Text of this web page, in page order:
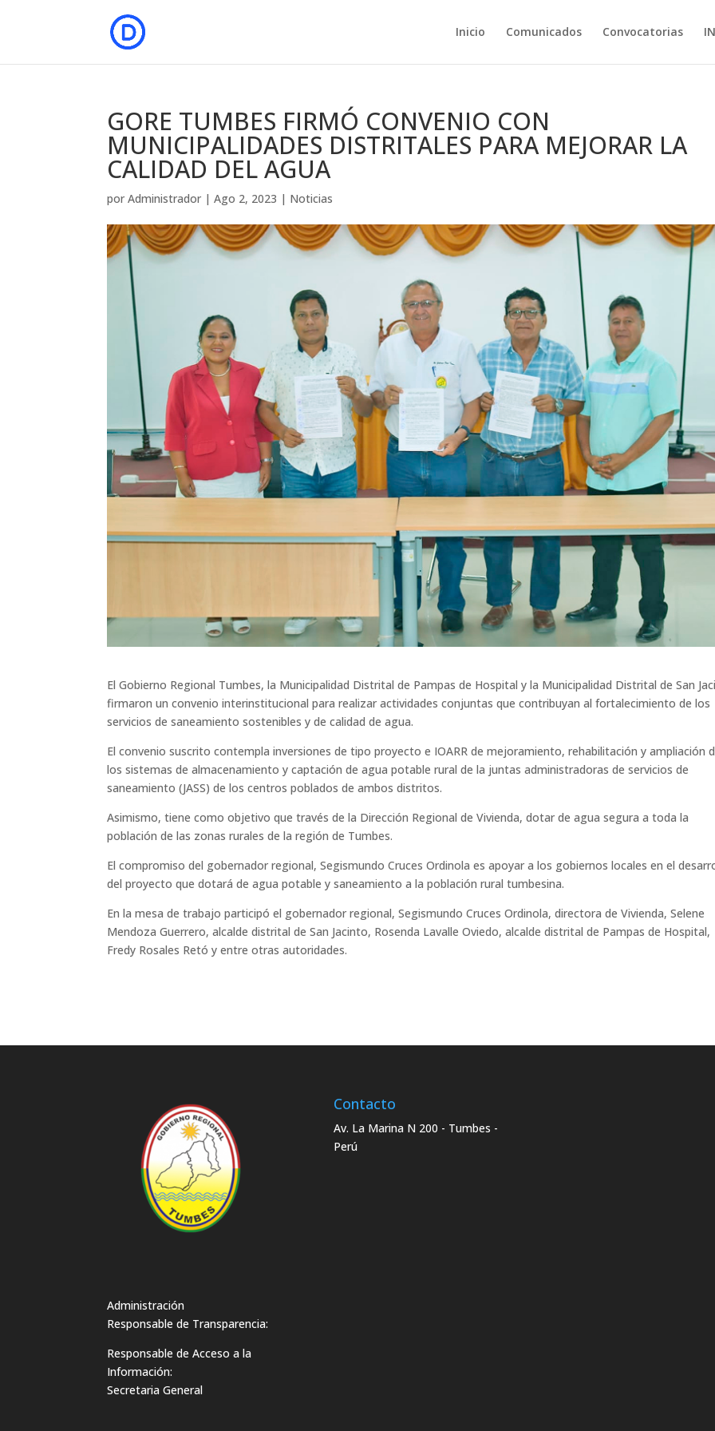
Inicio Comunicados Convocatorias
GORE TUMBES FIRMÓ CONVENIO CON
MUNICIPALIDADES DISTRITALES PARA MEJORAR LA
CALIDAD DEL AGUA
porAdministrador |Ago 2, 2023 | Noticias
El Gobierno Regional Tumbes, la Municipalidad Distrital de Pampas de Hospital y la Municipalidad Distrital de San
firmaron un convenio interinstitucional para realizar actividades conjuntas que contribuyan al fortalecimiento de los
servicios de saneamiento sostenibles y de calidad de agua.
El convenio suscrito contempla inversiones de tipo proyecto e IOARR de mejoramiento, rehabilitación y ampliación
los sistemas de almacenamiento y captación de agua potable rural de la juntas administradoras de servicios de
saneamiento (JASS) de los centros poblados de ambos distritos.
Asimismo, tiene como objetivo que través de la Dirección Regional de Vivienda, dotar de agua segura a toda la
población de las zonas rurales de la región de Tumbes.
El compromiso del gobernador regional, Segismundo Cruces Ordinola es apoyar a los gobiernos locales en el
del proyecto que dotará de agua potable y saneamiento a la población rural tumbesina.
En la mesa de trabajo participó el gobernador regional, Segismundo Cruces Ordinola, directora de Vivienda, Selene
Mendoza Guerrero, alcalde distrital de San Jacinto, Rosenda Lavalle Oviedo, alcalde distrital de Pampas de Hospital,
Fredy Rosales Retó y entre otras autoridades.
Administración
Responsable de Transparencia:
Responsable de Acceso a la
Información:
Secretaria General
Contacto
Av. La Marina N 200 - Tumbes -
Perú